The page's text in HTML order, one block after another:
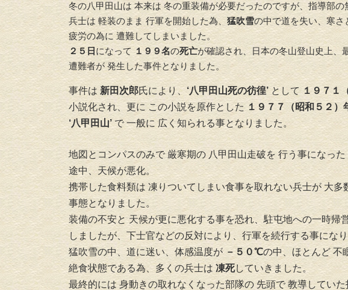
冬の八甲田山は 本来は 冬の重装備が必要だったのですが、指導部の
兵士は 軽装のまま 行軍を開始した為、 猛吹雪の中で道を失い、寒さ
疲労の為に 遭難してしまいました。
２５日になって １９９名の死亡が確認され、日本の冬山登山史上、
遭難者が 発生した事件となりました。
事件は 新田次郎氏により、 ‘八甲田山死の彷徨’ として １９７１
小説化され、更に この小説を原作とした １９７７（昭和５２）
‘八甲田山’ で 一般に 広く知られる事となりました。
地図とコンパスのみで 厳寒期の 八甲田山走破を 行う事になった
途中、天候が悪化。
携帯した食料類は 凍りついてしまい食事を取れない兵士が 大多
事態となりました。
装備の不安と 天候が更に悪化する事を恐れ、駐屯地への一時帰
しましたが、下士官などの反対により、行軍を続行する事にな
猛吹雪の中、道に迷い、体感温度が －５０℃の中、ほとんど 不
絶食状態である為、多くの兵士は 凍死していきました。
最終的には 身動きの取れなくなった部隊の 先頭で 教導していた